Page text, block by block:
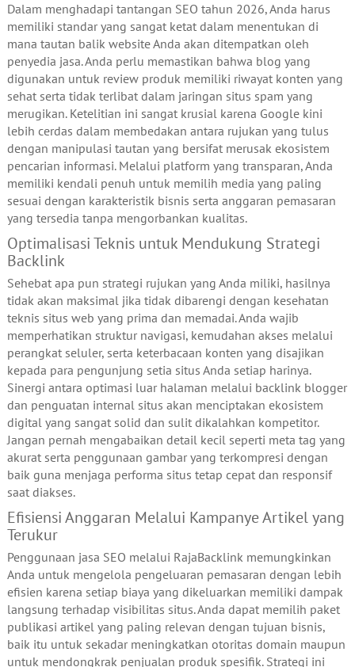
Dalam menghadapi tantangan SEO tahun 2026, Anda harus
memiliki standar yang sangat ketat dalam menentukan di
mana tautan balik website Anda akan ditempatkan oleh
penyedia jasa. Anda perlu memastikan bahwa blog yang
digunakan untuk review produk memiliki riwayat konten yang
sehat serta tidak terlibat dalam jaringan situs spam yang
merugikan. Ketelitian ini sangat krusial karena Google kini
lebih cerdas dalam membedakan antara rujukan yang tulus
dengan manipulasi tautan yang bersifat merusak ekosistem
pencarian informasi. Melalui platform yang transparan, Anda
memiliki kendali penuh untuk memilih media yang paling
sesuai dengan karakteristik bisnis serta anggaran pemasaran
yang tersedia tanpa mengorbankan kualitas.
Optimalisasi Teknis untuk Mendukung Strategi
Backlink
Sehebat apa pun strategi rujukan yang Anda miliki, hasilnya
tidak akan maksimal jika tidak dibarengi dengan kesehatan
teknis situs web yang prima dan memadai. Anda wajib
memperhatikan struktur navigasi, kemudahan akses melalui
perangkat seluler, serta keterbacaan konten yang disajikan
kepada para pengunjung setia situs Anda setiap harinya.
Sinergi antara optimasi luar halaman melalui backlink blogger
dan penguatan internal situs akan menciptakan ekosistem
digital yang sangat solid dan sulit dikalahkan kompetitor.
Jangan pernah mengabaikan detail kecil seperti meta tag yang
akurat serta penggunaan gambar yang terkompresi dengan
baik guna menjaga performa situs tetap cepat dan responsif
saat diakses.
Efisiensi Anggaran Melalui Kampanye Artikel yang
Terukur
Penggunaan jasa SEO melalui RajaBacklink memungkinkan
Anda untuk mengelola pengeluaran pemasaran dengan lebih
efisien karena setiap biaya yang dikeluarkan memiliki dampak
langsung terhadap visibilitas situs. Anda dapat memilih paket
publikasi artikel yang paling relevan dengan tujuan bisnis,
baik itu untuk sekadar meningkatkan otoritas domain maupun
untuk mendongkrak penjualan produk spesifik. Strategi ini